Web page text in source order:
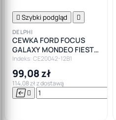
 Szybki podgląd 
DELPHI
CEWKA FORD FOCUS
GALAXY MONDEO FIESTA
1.4 1.8 2.0
Indeks: CE20042-12B1
99,08 zł
114,08 zł z dostawą
 